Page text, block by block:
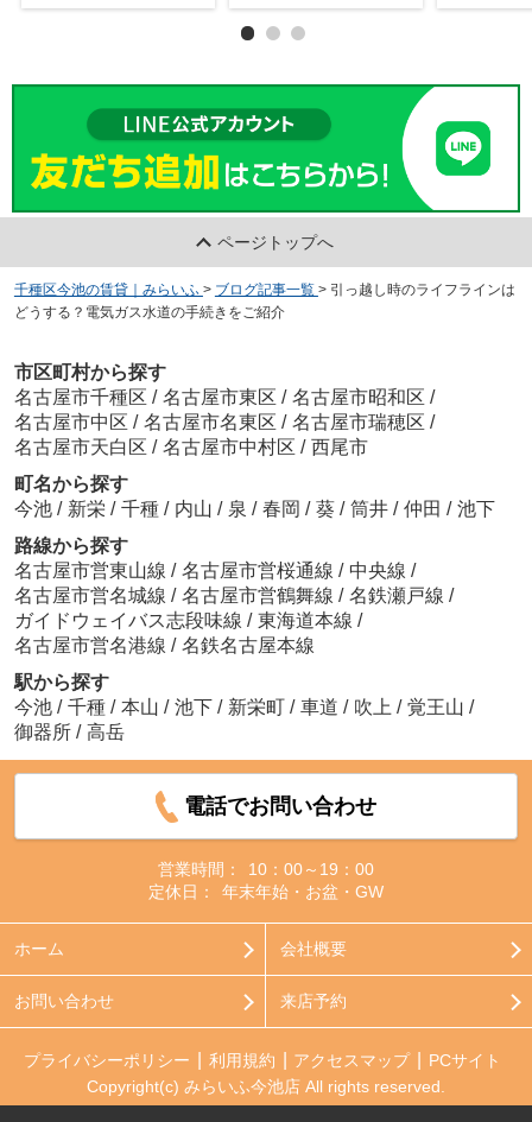
ページトップへ
千種区今池の賃貸｜みらいふ > ブログ記事一覧 > 引っ越し時のライフラインは
どうする？電気ガス水道の手続きをご紹介
市区町村から探す
名古屋市千種区 / 名古屋市東区 / 名古屋市昭和区 /
名古屋市中区 / 名古屋市名東区 / 名古屋市瑞穂区 /
名古屋市天白区 / 名古屋市中村区 / 西尾市
町名から探す
今池 / 新栄 / 千種 / 内山 / 泉 / 春岡 / 葵 / 筒井 / 仲田 / 池下
路線から探す
名古屋市営東山線 / 名古屋市営桜通線 / 中央線 /
名古屋市営名城線 / 名古屋市営鶴舞線 / 名鉄瀬戸線 /
ガイドウェイバス志段味線 / 東海道本線 /
名古屋市営名港線 / 名鉄名古屋本線
駅から探す
今池 / 千種 / 本山 / 池下 / 新栄町 / 車道 / 吹上 / 覚王山 /
御器所 / 高岳
電話でお問い合わせ
営業時間：
10：00～19：00
定休日：
年末年始・お盆・GW
ホーム 会社概要
お問い合わせ 来店予約
プライバシーポリシー 利用規約 アクセスマップ
PCサイト
Copyright(c) みらいふ今池店 All rights reserved.